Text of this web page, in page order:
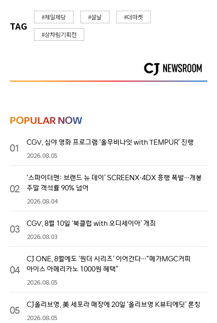
TAG
#제일제당 #설날 #더마켓
#상차림기획전
POPULAR NOW
01 CGV, 심야 영화 프로그램 ‘올무비나잇 with TEMPUR’ 진행
2026.08.05
02
‘스파이더맨: 브랜드 뉴 데이’ SCREENX·4DX 흥행 폭발…개봉
주말 객석률 90% 넘어
2026.08.04
03 CGV, 8월 10일 ‘북클럽 with 오디세이아’ 개최
2026.08.03
04
CJ ONE, 8월에도 ‘원더 시리즈’ 이어간다…“메가MGC커피
아이스 아메리카노 1000원 혜택”
2026.08.05
05 CJ올리브영, 美 세포라 매장에 20일 ‘올리브영 K뷰티에딧’ 론칭
2026.08.05